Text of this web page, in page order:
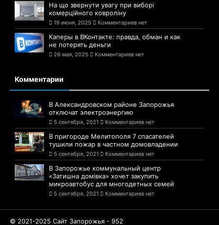
На що звернути увагу при виборі
комерційного ковроліну
19 июня, 2025 Комментариев нет
Каперы в ВКонтакте: правда, обман и как
не потерять деньги
26 мая, 2025 Комментариев нет
Комментарии
В Александровском районе Запорожья
отключат электроэнергию
5 сентября, 2021 Комментариев нет
В пригороде Мелитополя 7 спасателей
тушили пожар в частном домовладении
5 сентября, 2021 Комментариев нет
В Запорожье коммунальный центр
«Затишна домівка» хочет закупить
микроавтобус для многодетных семей
5 сентября, 2021 Комментариев нет
© 2021-2025 Сайт Запорожья - 952